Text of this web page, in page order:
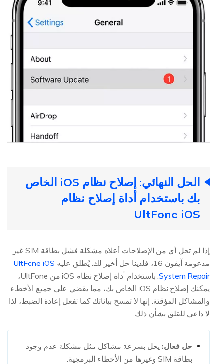
الحل النهائي: إصلاح نظام iOS الخاص
بك باستخدام أداة إصلاح نظام
UltFone iOS
إذا لم تحل أي من الإصلاحات أعلاه مشكلة فشل بطاقة SIM غير
مدعومة آيفون 16، فلدينا حل أخير لك. يُطلق عليه
UltFone iOS
System Repair
. باستخدام أداة إصلاح نظام iOS من UltFone،
يمكنك إصلاح نظام iOS الخاص بك، مما يقضي على جميع الأخطاء
والمشاكل المؤقتة. إنها لا تمسح بياناتك كما تفعل إعادة الضبط، لذا
لا داعي للقلق بشأن ذلك.
حل فعال: يحل بسرعة مشاكل مثل مشكلة عدم وجود
بطاقة SIM وغيرها من الأخطاء البرمجية.